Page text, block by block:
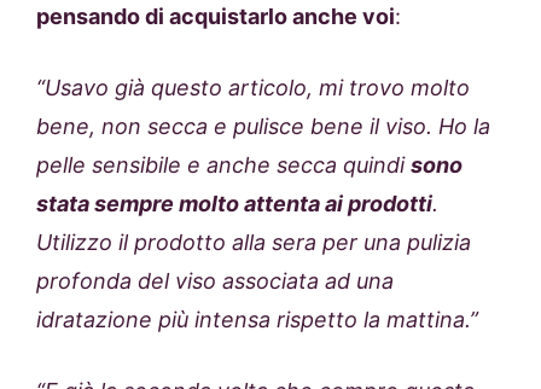
pensando di acquistarlo anche voi:
“Usavo già questo articolo, mi trovo molto
bene, non secca e pulisce bene il viso. Ho la
pelle sensibile e anche secca quindisono
stata sempre molto attenta ai prodotti.
Utilizzo il prodotto alla sera per una pulizia
profonda del viso associata ad una
idratazione più intensa rispetto la mattina.”